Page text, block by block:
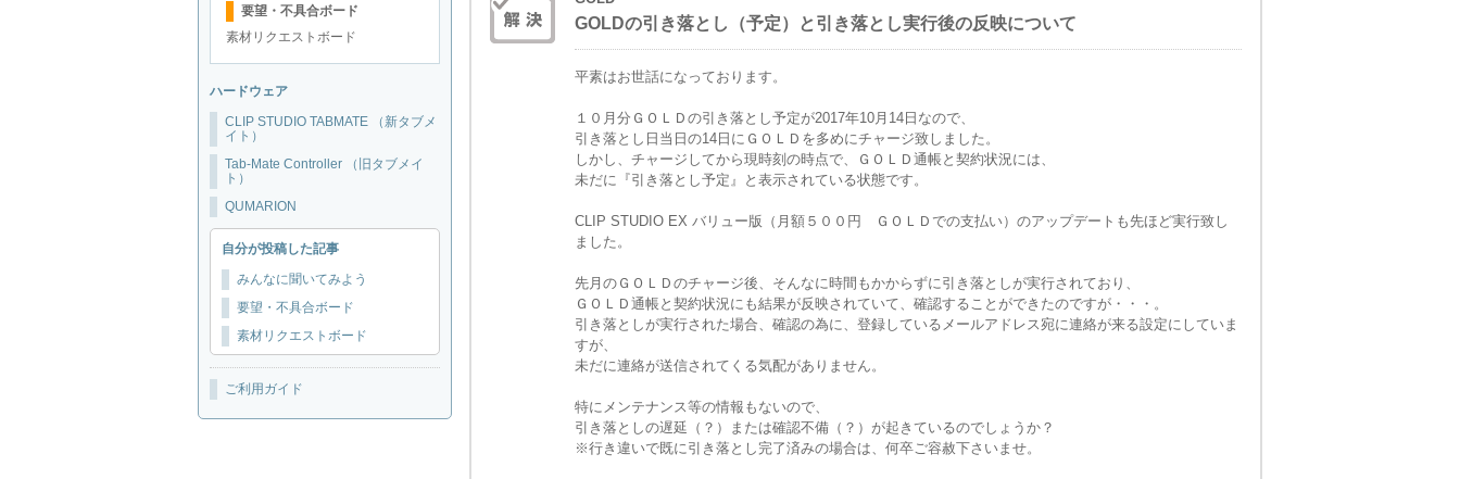
要望・不具合ボード
素材リクエストボード
ハードウェア
CLIP STUDIO TABMATE （新タブメ
イト）
Tab-Mate Controller （旧タブメイ
ト）
QUMARION
自分が投稿した記事
みんなに聞いてみよう
要望・不具合ボード
素材リクエストボード
ご利用ガイド
GOLDの引き落とし（予定）と引き落とし実行後の反映について
平素はお世話になっております。
１０月分ＧＯＬＤの引き落とし予定が2017年10月14日なので、
引き落とし日当日の14日にＧＯＬＤを多めにチャージ致しました。
しかし、チャージしてから現時刻の時点で、ＧＯＬＤ通帳と契約状況には、
未だに『引き落とし予定』と表示されている状態です。
CLIP STUDIO EX バリュー版（月額５００円 ＧＯＬＤでの支払い）のアップデートも先ほど実行致し
ました。
先月のＧＯＬＤのチャージ後、そんなに時間もかからずに引き落としが実行されており、
ＧＯＬＤ通帳と契約状況にも結果が反映されていて、確認することができたのですが・・・。
引き落としが実行された場合、確認の為に、登録しているメールアドレス宛に連絡が来る設定にしていま
すが、
未だに連絡が送信されてくる気配がありません。
特にメンテナンス等の情報もないので、
引き落としの遅延（？）または確認不備（？）が起きているのでしょうか？
※行き違いで既に引き落とし完了済みの場合は、何卒ご容赦下さいませ。